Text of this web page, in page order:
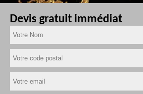
Devis gratuit immédiat